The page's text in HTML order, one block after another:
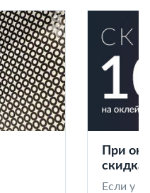
При
скидка
Если у